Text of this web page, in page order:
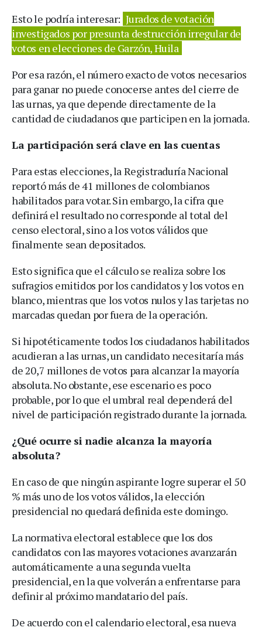
Esto le podría interesar: Jurados de votación
investigados por presunta destrucción irregular de
votos en elecciones de Garzón, Huila
Por esa razón, el número exacto de votos necesarios
para ganar no puede conocerse antes del cierre de
las urnas, ya que depende directamente de la
cantidad de ciudadanos que participen en la jornada.
La participación será clave en las cuentas
Para estas elecciones, la Registraduría Nacional
reportó más de 41 millones de colombianos
habilitados para votar. Sin embargo, la cifra que
definirá el resultado no corresponde al total del
censo electoral, sino a los votos válidos que
finalmente sean depositados.
Esto significa que el cálculo se realiza sobre los
sufragios emitidos por los candidatos y los votos en
blanco, mientras que los votos nulos y las tarjetas no
marcadas quedan por fuera de la operación.
Si hipotéticamente todos los ciudadanos habilitados
acudieran a las urnas, un candidato necesitaría más
de 20,7 millones de votos para alcanzar la mayoría
absoluta. No obstante, ese escenario es poco
probable, por lo que el umbral real dependerá del
nivel de participación registrado durante la jornada.
¿Qué ocurre si nadie alcanza la mayoría
absoluta?
En caso de que ningún aspirante logre superar el 50
% más uno de los votos válidos, la elección
presidencial no quedará definida este domingo.
La normativa electoral establece que los dos
candidatos con las mayores votaciones avanzarán
automáticamente a una segunda vuelta
presidencial, en la que volverán a enfrentarse para
definir al próximo mandatario del país.
De acuerdo con el calendario electoral, esa nueva